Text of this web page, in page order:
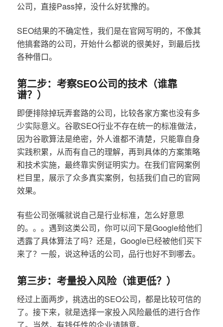
公司，直接Pass掉，没什么好犹豫的。
SEO结果的不确定性，我们是在官网写明的，不像其
他搞套路的公司，开始什么都说的很美好，到最后找
各种借口。
第二步：考察SEO公司的技术（谁靠
谱？）
即便排除掉玩弄套路的公司，比较各家方案也没有多
少实际意义。谷歌SEO行业不存在统一的标准做法，
因为谷歌算法是绝密，外人谁都不清楚，只能靠自身
实践积累，从而有自己的理解，再到具体的方案策略
和技术实施，最终靠实例证明实力。在我们官网案例
栏目里，展示了众多真实案例，包括我们自己的官网
效果。
有些公司张嘴就说自己是行业标准，怎么好意思
的。。。遇到这类公司，你可以问下是Google给他们
透露了具体算法了吗？还是，Google已经被他们买下
来了？一般，说这种话的公司，品行也好不到哪去。
第三步：考量投入风险（谁更低？）
经过上面两步，挑选出的SEO公司，都是比较可信的
了。接下来，就是选择一家投入风险最低的进行合作